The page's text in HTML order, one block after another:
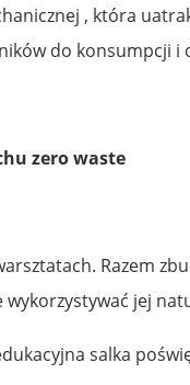
, która
do konsumpcji
zero waste
Razem
jej
salka